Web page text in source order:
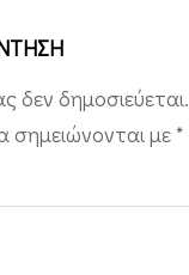
δεν δημοσιεύεται.
σημειώνονται με *